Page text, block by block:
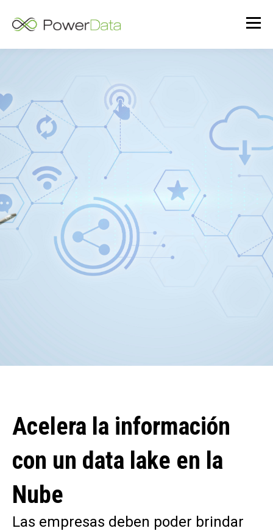
Acelera la información
con un data lake en la
Nube
Las empresas deben poder brindar